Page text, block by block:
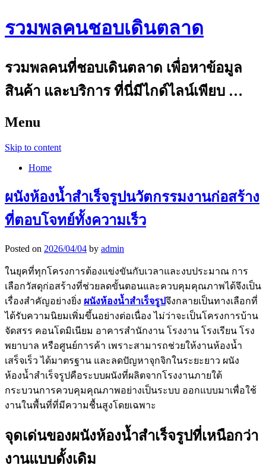
รวมพลคนชอบเดินตลาด
รวมพลคนที่ชอบเดินตลาด เพื่อหาข้อมูล
สินค้า และบริการ ที่นี่มีไกด์ไลน์เพียบ …
Menu
Skip to content
Home
ผนังห้องน้ำสำเร็จรูปนวัตกรรมงานก่อสร้าง
ที่ตอบโจทย์ทั้งความเร็ว
Posted on 2026/04/04 by admin
ในยุคที่ทุกโครงการต้องแข่งขันกับเวลาและงบประมาณ การ
เลือกวัสดุก่อสร้างที่ช่วยลดขั้นตอนและควบคุมคุณภาพได้จึงเป็น
เรื่องสำคัญอย่างยิ่ง ผนังห้องน้ำสำเร็จรูปจึงกลายเป็นทางเลือกที่
ได้รับความนิยมเพิ่มขึ้นอย่างต่อเนื่อง ไม่ว่าจะเป็นโครงการบ้าน
จัดสรร คอนโดมิเนียม อาคารสำนักงาน โรงงาน โรงเรียน โรง
พยาบาล หรือศูนย์การค้า เพราะสามารถช่วยให้งานห้องน้ำ
เสร็จเร็ว ได้มาตรฐาน และลดปัญหาจุกจิกในระยะยาว ผนัง
ห้องน้ำสำเร็จรูปคือระบบผนังที่ผลิตจากโรงงานภายใต้
กระบวนการควบคุมคุณภาพอย่างเป็นระบบ ออกแบบมาเพื่อใช้
งานในพื้นที่ที่มีความชื้นสูงโดยเฉพาะ
จุดเด่นของผนังห้องน้ำสำเร็จรูปที่เหนือกว่า
งานแบบดั้งเดิม